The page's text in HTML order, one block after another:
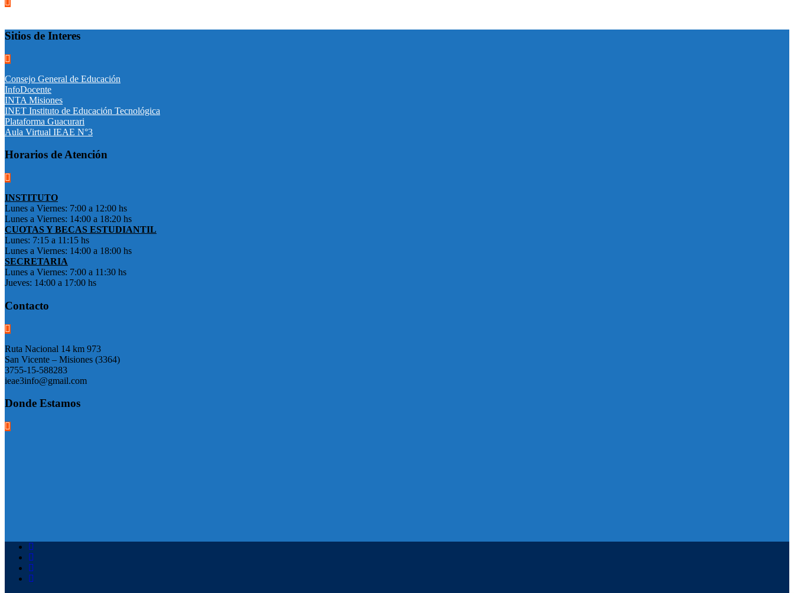
Sitios de Interes
Consejo General de Educación
InfoDocente
INTA Misiones
INET Instituto de Educación Tecnológica
Plataforma Guacurari
Aula Virtual IEAE N°3
Horarios de Atención
INSTITUTO
Lunes a Viernes: 7:00 a 12:00 hs
Lunes a Viernes: 14:00 a 18:20 hs
CUOTAS Y BECAS ESTUDIANTIL
Lunes: 7:15 a 11:15 hs
Lunes a Viernes: 14:00 a 18:00 hs
SECRETARIA
Lunes a Viernes: 7:00 a 11:30 hs
Jueves: 14:00 a 17:00 hs
Contacto
Ruta Nacional 14 km 973
San Vicente – Misiones (3364)
3755-15-588283
ieae3info@gmail.com
Donde Estamos